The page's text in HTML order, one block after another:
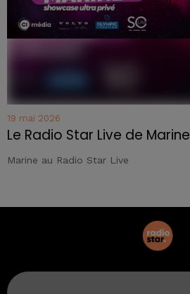
19 mai 2026
Le Radio Star Live de Marine
Marine au Radio Star Live